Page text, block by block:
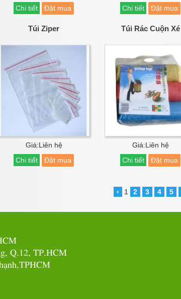
Chi tiết
Đặt mua
Chi tiết
Đặt mua
Túi Ziper
Giá:Liên hệ
Chi tiết
Đặt mua
Túi Rác Cuộn Xé
Giá:Liên hệ
Chi tiết
Đặt mua
‹ 1 2 3 4 5
Q.12, TP.HCM